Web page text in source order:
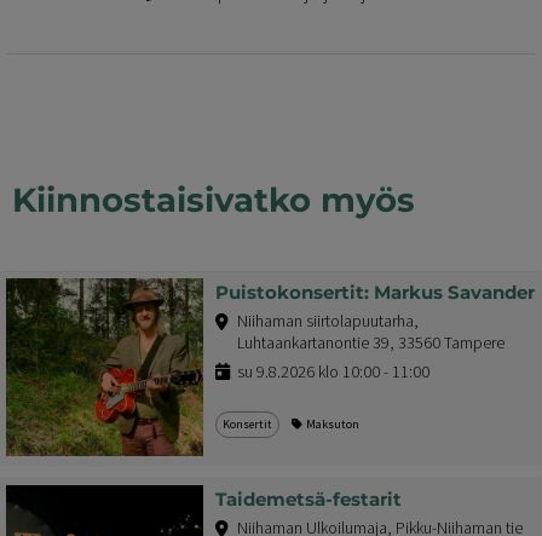
Kiinnostaisivatko myös
Puistokonsertit: Markus Savander
Niihaman siirtolapuutarha,
Luhtaankartanontie 39, 33560 Tampere
su 9.8.2026 klo 10:00 - 11:00
Konsertit Maksuton
Taidemetsä-festarit
Niihaman Ulkoilumaja, Pikku-Niihaman tie